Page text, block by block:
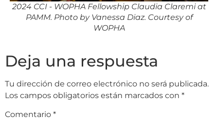
2024 CCI - WOPHA Fellowship Claudia Claremi at
PAMM. Photo by Vanessa Diaz. Courtesy of
WOPHA
Deja una respuesta
Tu dirección de correo electrónico no será publicada.
Los campos obligatorios están marcados con *
Comentario *